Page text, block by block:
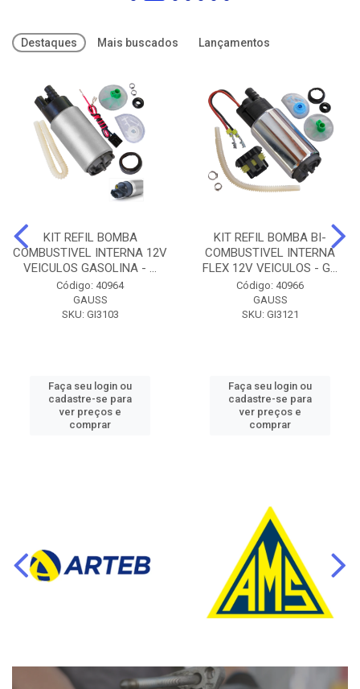
Destaques Mais buscados Lançamentos
KIT REFIL BOMBA
COMBUSTIVEL INTERNA 12V
VEICULOS GASOLINA - ...
Código: 40964
GAUSS
SKU: GI3103
Faça seu login ou
cadastre-se para
ver preços e
comprar
KIT REFIL BOMBA BI-
COMBUSTIVEL INTERNA
FLEX 12V VEICULOS - G...
Código: 40966
GAUSS
SKU: GI3121
Faça seu login ou
cadastre-se para
ver preços e
comprar